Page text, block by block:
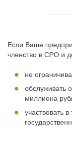
Если Ваше
членство в СРО и
не
обслуживать
миллиона
участвовать